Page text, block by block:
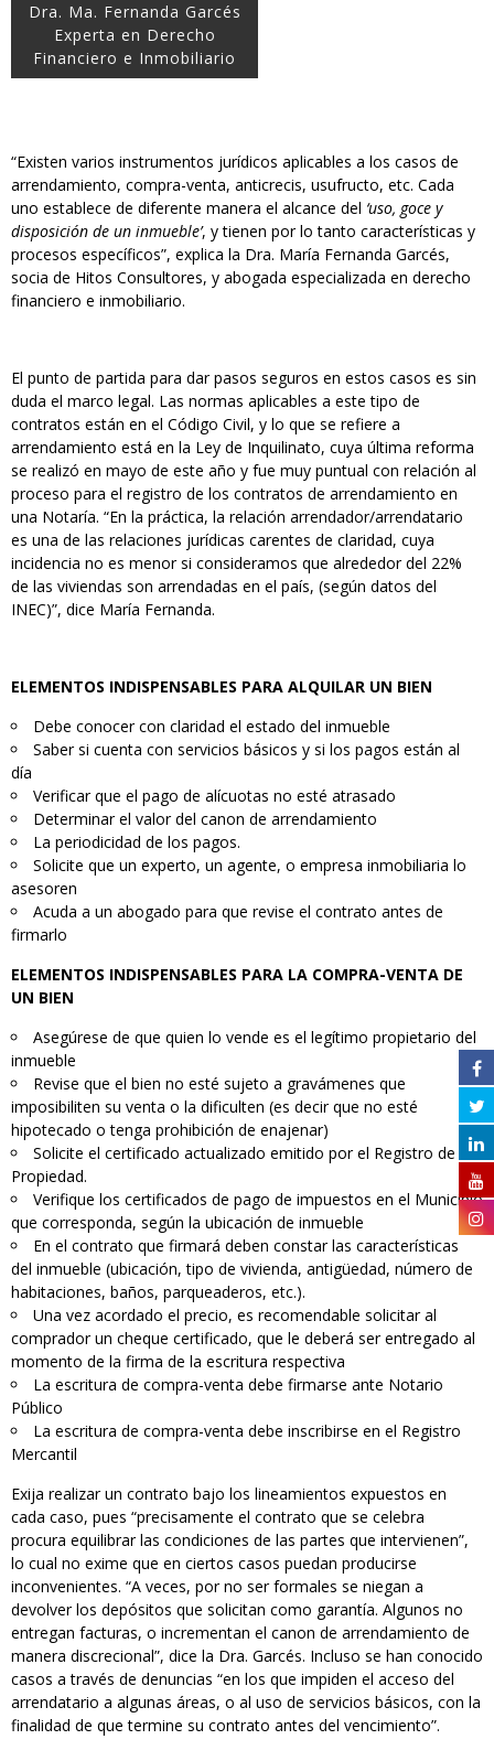
Dra. Ma. Fernanda Garcés
Experta en Derecho
Financiero e Inmobiliario
“Existen varios instrumentos jurídicos aplicables a los casos de
arrendamiento, compra-venta, anticrecis, usufructo, etc. Cada
uno establece de diferente manera el alcance del ‘uso, goce y
disposición de un inmueble’, y tienen por lo tanto características y
procesos específicos”, explica la Dra. María Fernanda Garcés,
socia de Hitos Consultores, y abogada especializada en derecho
financiero e inmobiliario.
El punto de partida para dar pasos seguros en estos casos es sin
duda el marco legal. Las normas aplicables a este tipo de
contratos están en el Código Civil, y lo que se refiere a
arrendamiento está en la Ley de Inquilinato, cuya última reforma
se realizó en mayo de este año y fue muy puntual con relación al
proceso para el registro de los contratos de arrendamiento en
una Notaría. “En la práctica, la relación arrendador/arrendatario
es una de las relaciones jurídicas carentes de claridad, cuya
incidencia no es menor si consideramos que alrededor del 22%
de las viviendas son arrendadas en el país, (según datos del
INEC)”, dice María Fernanda.
ELEMENTOS INDISPENSABLES PARA ALQUILAR UN BIEN
Debe conocer con claridad el estado del inmueble
Saber si cuenta con servicios básicos y si los pagos están al
día
Verificar que el pago de alícuotas no esté atrasado
Determinar el valor del canon de arrendamiento
La periodicidad de los pagos.
Solicite que un experto, un agente, o empresa inmobiliaria lo
asesoren
Acuda a un abogado para que revise el contrato antes de
firmarlo
ELEMENTOS INDISPENSABLES PARA LA COMPRA-VENTA DE
UN BIEN
Asegúrese de que quien lo vende es el legítimo propietario del
inmueble
Revise que el bien no esté sujeto a gravámenes que
imposibiliten su venta o la dificulten (es decir que no esté
hipotecado o tenga prohibición de enajenar)
Solicite el certificado actualizado emitido por el Registro de la
Propiedad.
Verifique los certificados de pago de impuestos en el Municipio
que corresponda, según la ubicación de inmueble
En el contrato que firmará deben constar las características
del inmueble (ubicación, tipo de vivienda, antigüedad, número de
habitaciones, baños, parqueaderos, etc.).
Una vez acordado el precio, es recomendable solicitar al
comprador un cheque certificado, que le deberá ser entregado al
momento de la firma de la escritura respectiva
La escritura de compra-venta debe firmarse ante Notario
Público
La escritura de compra-venta debe inscribirse en el Registro
Mercantil
Exija realizar un contrato bajo los lineamientos expuestos en
cada caso, pues “precisamente el contrato que se celebra
procura equilibrar las condiciones de las partes que intervienen”,
lo cual no exime que en ciertos casos puedan producirse
inconvenientes. “A veces, por no ser formales se niegan a
devolver los depósitos que solicitan como garantía. Algunos no
entregan facturas, o incrementan el canon de arrendamiento de
manera discrecional”, dice la Dra. Garcés. Incluso se han conocido
casos a través de denuncias “en los que impiden el acceso del
arrendatario a algunas áreas, o al uso de servicios básicos, con la
finalidad de que termine su contrato antes del vencimiento”.